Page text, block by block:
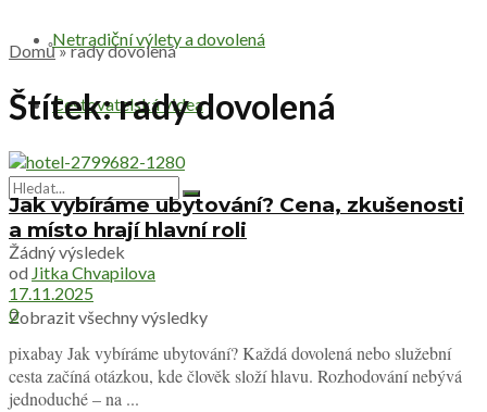
Netradiční výlety a dovolená
Cestovatelská videa
Žádný výsledek
Zobrazit všechny výsledky
Domů»rady dovolená
Štítek:rady dovolená
Jak vybíráme ubytování? Cena, zkušenosti
a místo hrají hlavní roli
od Jitka Chvapilova
17.11.2025
0
pixabay Jak vybíráme ubytování? Každá dovolená nebo služební
cesta začíná otázkou, kde člověk složí hlavu. Rozhodování nebývá
jednoduché – na ...